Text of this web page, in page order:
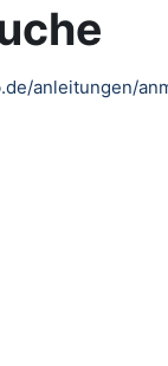
anleitungen/